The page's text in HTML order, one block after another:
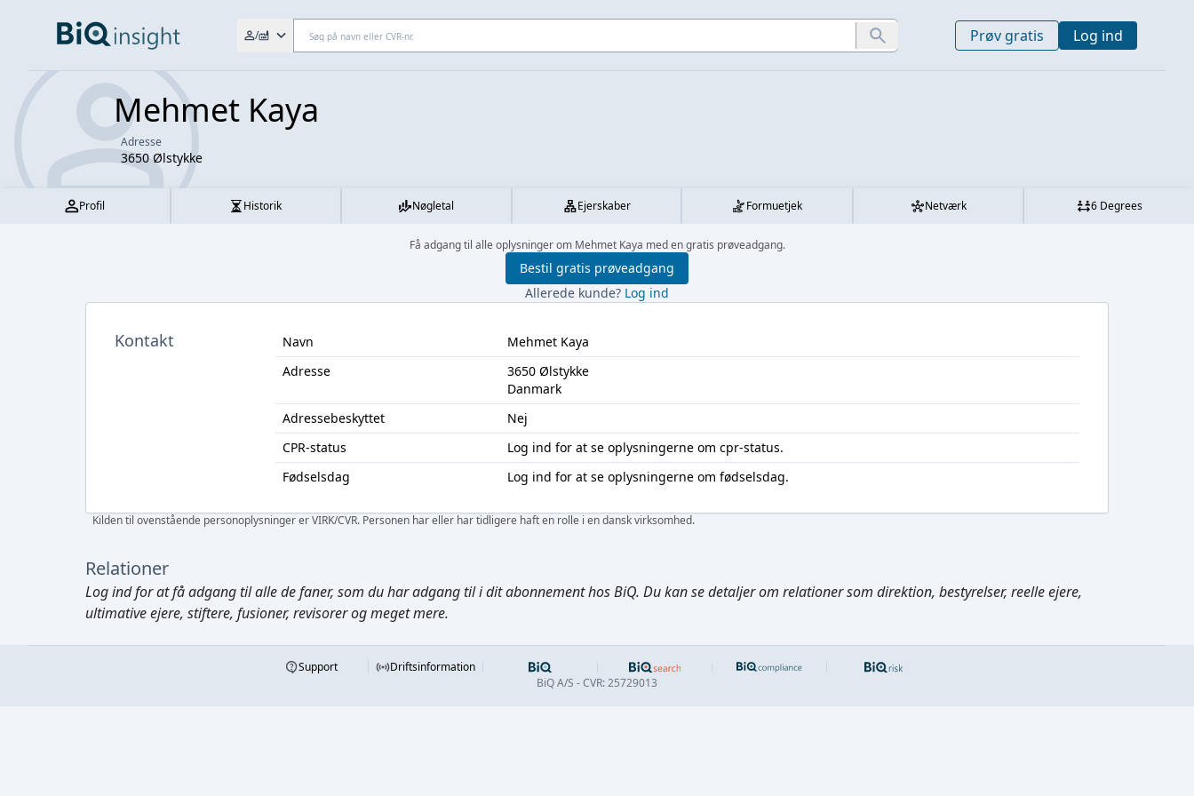
/ Prøv gratis Log ind
Mehmet Kaya
Adresse
3650 Ølstykke
Profil Historik Nøgletal Ejerskaber Formuetjek Netværk 6 Degrees
Få adgang til alle oplysninger om Mehmet Kaya med en gratis prøveadgang.
Bestil gratis prøveadgang
Allerede kunde? Log ind
Kontakt Navn
Mehmet Kaya
Adresse
3650 Ølstykke
Danmark
Adressebeskyttet
Nej
CPR-status
Log ind for at se oplysningerne om cpr-status.
Fødselsdag
Log ind for at se oplysningerne om fødselsdag.
Kilden til ovenstående personoplysninger er VIRK/CVR. Personen har eller har tidligere haft en rolle i en dansk virksomhed.
Relationer
Log indfor at få adgang til alle de faner, som du har adgang til i dit abonnement hos BiQ. Du kan se detaljer om relationer som direktion, bestyrelser, reelle ejere,
ultimative ejere, stiftere, fusioner, revisorer og meget mere.
Support
Driftsinformation
BiQ A/S - CVR: 25729013